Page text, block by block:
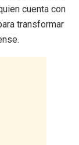
cuenta con
transformar